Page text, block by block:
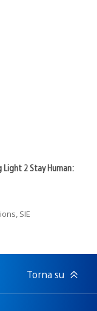
2 Stay Human:
SIE
Torna su